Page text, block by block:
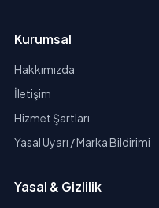
Kurumsal
Hakkımızda
İletişim
Hizmet Şartları
Yasal Uyarı / Marka Bildirimi
Yasal & Gizlilik